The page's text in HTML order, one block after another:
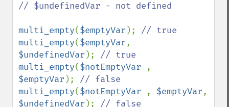
// $undefinedVar - not defined
multi_empty($emptyVar );
multi_empty($emptyVar
$undefinedVar );
multi_empty($notEmptyVar
$emptyVar );
multi_empty($notEmptyVar , $emptyVar
$undefinedVar );